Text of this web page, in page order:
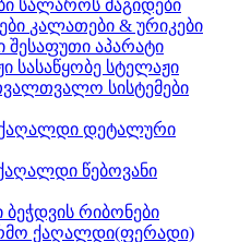
სალაროს მაგიდები
კალათები & ურიკები
შესაფუთი აპარატი
სასაწყობე სტელაჟი
დეტალური
წებოვანი
ბეჭდვის რიბონები